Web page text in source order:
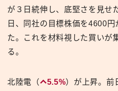
が３日続伸し、底堅さを見せ
日、同社の目標株価を4600
た。これを材料視した買いが
る。
北陸電（ 5.5%）が上昇。前